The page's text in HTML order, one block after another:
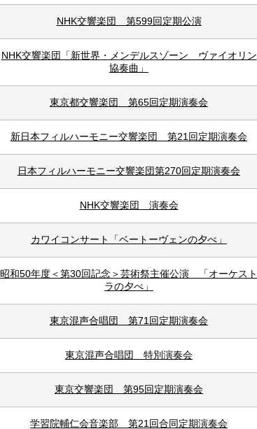
NHK交響楽団 第599回定期公演
NHK交響楽団「新世界・メンデルスゾーン ヴァイオリン
協奏曲」
東京都交響楽団 第65回定期演奏会
新日本フィルハーモニー交響楽団 第21回定期演奏会
日本フィルハーモニー交響楽団第270回定期演奏会
NHK交響楽団 演奏会
カワイコンサート「ベートーヴェンの夕べ」
昭和50年度＜第30回記念＞芸術祭主催公演 「オーケスト
ラの夕べ」
東京混声合唱団 第71回定期演奏会
東京混声合唱団 特別演奏会
東京交響楽団 第95回定期演奏会
学習院輔仁会音楽部 第21回合同定期演奏会